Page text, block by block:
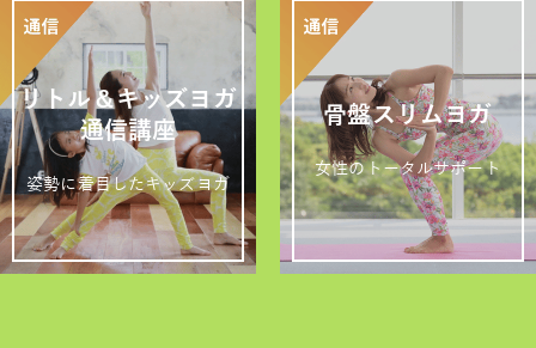
リトル＆キッズヨガ
通信講座
姿勢に着目したキッズヨガ
骨盤スリムヨガ
女性のトータルサポート